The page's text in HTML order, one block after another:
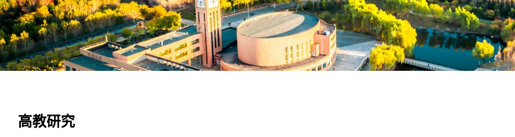
高教研究